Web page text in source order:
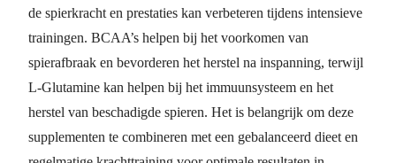
de spierkracht en prestaties kan verbeteren tijdens intensieve
trainingen. BCAA’s helpen bij het voorkomen van
spierafbraak en bevorderen het herstel na inspanning, terwijl
L-Glutamine kan helpen bij het immuunsysteem en het
herstel van beschadigde spieren. Het is belangrijk om deze
supplementen te combineren met een gebalanceerd dieet en